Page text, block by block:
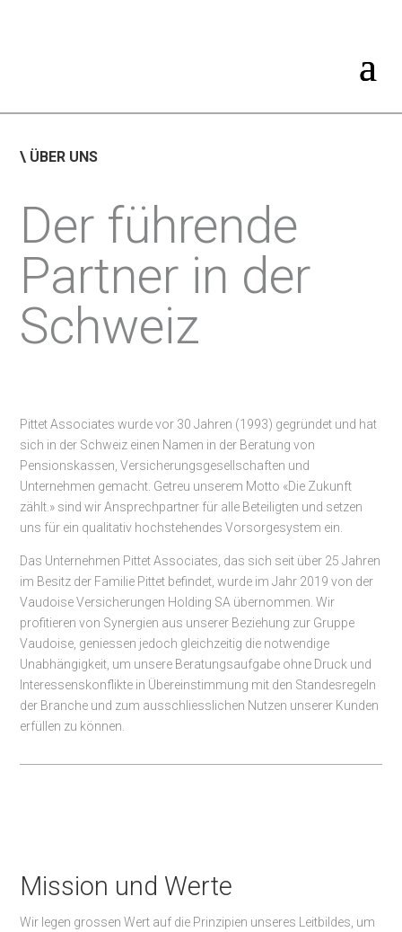
\ ÜBER UNS
Der führende
Partner in der
Schweiz
Pittet Associates wurde vor 30 Jahren (1993) gegründet und hat
sich in der Schweiz einen Namen in der Beratung von
Pensionskassen, Versicherungsgesellschaften und
Unternehmen gemacht. Getreu unserem Motto «Die Zukunft
zählt.» sind wir Ansprechpartner für alle Beteiligten und setzen
uns für ein qualitativ hochstehendes Vorsorgesystem ein.
Das Unternehmen Pittet Associates, das sich seit über 25 Jahren
im Besitz der Familie Pittet befindet, wurde im Jahr 2019 von der
Vaudoise Versicherungen Holding SA übernommen. Wir
profitieren von Synergien aus unserer Beziehung zur Gruppe
Vaudoise, geniessen jedoch gleichzeitig die notwendige
Unabhängigkeit, um unsere Beratungsaufgabe ohne Druck und
Interessenskonflikte in Übereinstimmung mit den Standesregeln
der Branche und zum ausschliesslichen Nutzen unserer Kunden
erfüllen zu können.
Mission und Werte
Wir legen grossen Wert auf die Prinzipien unseres Leitbildes, um